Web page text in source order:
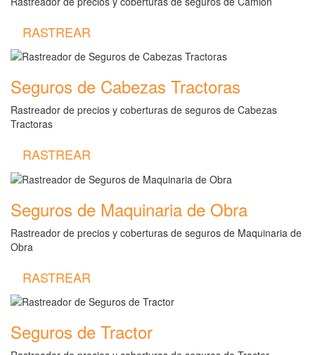
RASTREAR
Seguros de Cabezas Tractoras
Rastreador de precios y coberturas de seguros de Cabezas
Tractoras
RASTREAR
Seguros de Maquinaria de Obra
Rastreador de precios y coberturas de seguros de Maquinaria de
Obra
RASTREAR
Seguros de Tractor